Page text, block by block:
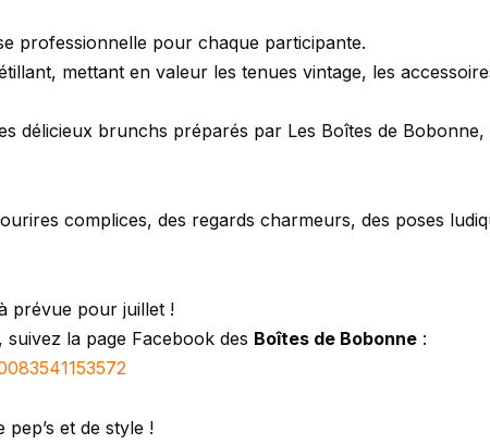
professionnelle pour chaque participante.
mettant en valeur les tenues vintage, les
délicieux brunchs préparés par Les Boîtes de
complices, des regards charmeurs, des poses
prévue pour juillet !
la page Facebook des Boîtes de Bobonne :
et de style !